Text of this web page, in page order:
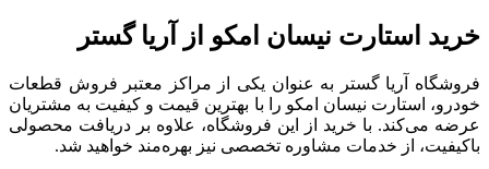
خرید استارت نیسان امکو از آریا گستر
فروشگاه آریا گستر به عنوان یکی از مراکز معتبر فروش قطعات
خودرو، استارت نیسان امکو را با بهترین قیمت و کیفیت به مشتریان
عرضه می‌کند. با خرید از این فروشگاه، علاوه بر دریافت محصولی
باکیفیت، از خدمات مشاوره تخصصی نیز بهره‌مند خواهید شد.